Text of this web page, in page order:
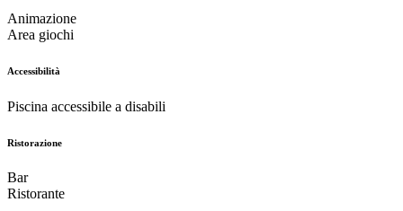
Animazione
Area giochi
Accessibilità
Piscina accessibile a disabili
Ristorazione
Bar
Ristorante